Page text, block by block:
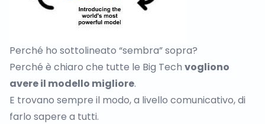
Perché ho sottolineato “sembra” sopra?
Perché è chiaro che tutte le Big Tech vogliono
avere il modello migliore.
E trovano sempre il modo, a livello comunicativo, di
farlo sapere a tutti.